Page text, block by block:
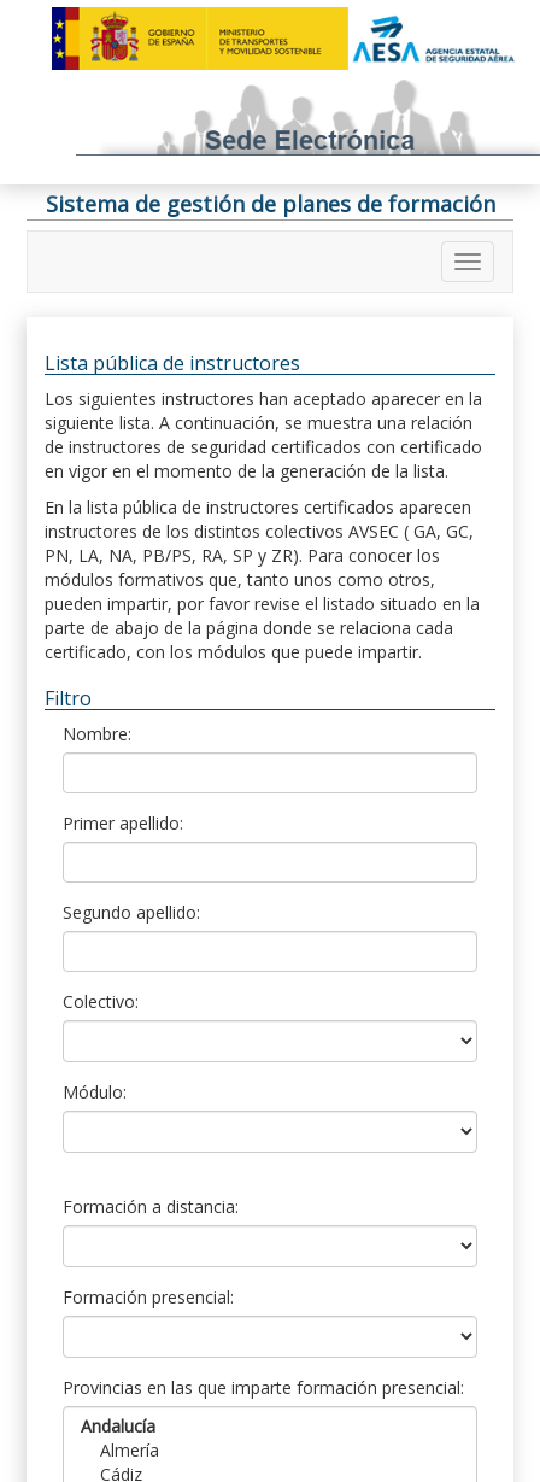
Sistema de gestión de planes de formación
Lista pública de instructores
Los siguientes instructores han aceptado aparecer en la
siguiente lista. A continuación, se muestra una relación
de instructores de seguridad certificados con certificado
en vigor en el momento de la generación de la lista.
En la lista pública de instructores certificados aparecen
instructores de los distintos colectivos AVSEC ( GA, GC,
PN, LA, NA, PB/PS, RA, SP y ZR). Para conocer los
módulos formativos que, tanto unos como otros,
pueden impartir, por favor revise el listado situado en la
parte de abajo de la página donde se relaciona cada
certificado, con los módulos que puede impartir.
Filtro
Nombre:
Primer apellido:
Segundo apellido:
Colectivo:
Módulo:
Formación a distancia:
Formación presencial:
Provincias en las que imparte formación presencial: